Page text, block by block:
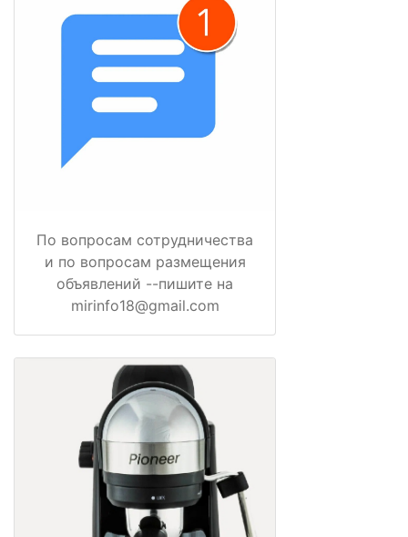
По вопросам сотрудничества
и по вопросам размещения
объявлений --пишите на
mirinfo18@gmail.com